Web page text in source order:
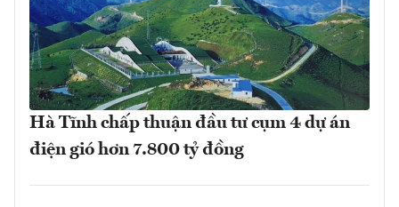
Hà Tĩnh chấp thuận đầu tư cụm 4 dự án
điện gió hơn 7.800 tỷ đồng